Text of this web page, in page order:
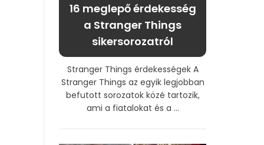
16 meglepő érdekesség
a Stranger Things
sikersorozatról
Stranger Things érdekességek A
Stranger Things az egyik legjobban
befutott sorozatok közé tartozik,
ami a fiatalokat és a ...